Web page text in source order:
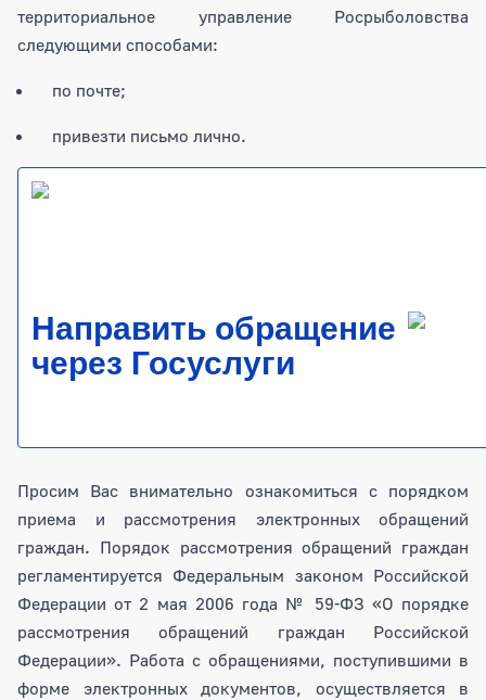
территориальное управление Росрыболовства
следующими способами:
по почте;
привезти письмо лично.
Направить обращение
через Госуслуги
Просим Вас внимательно ознакомиться с порядком
приема и рассмотрения электронных обращений
граждан. Порядок рассмотрения обращений граждан
регламентируется Федеральным законом Российской
Федерации от 2 мая 2006 года № 59-ФЗ «О порядке
рассмотрения обращений граждан Российской
Федерации». Работа с обращениями, поступившими в
форме электронных документов, осуществляется в